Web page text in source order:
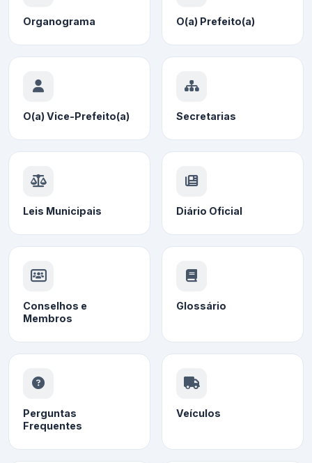
Organograma O(a) Prefeito(a)
O(a) Vice-Prefeito(a) Secretarias
Leis Municipais Diário Oficial
Conselhos e
Membros
Glossário
Perguntas
Frequentes
Veículos